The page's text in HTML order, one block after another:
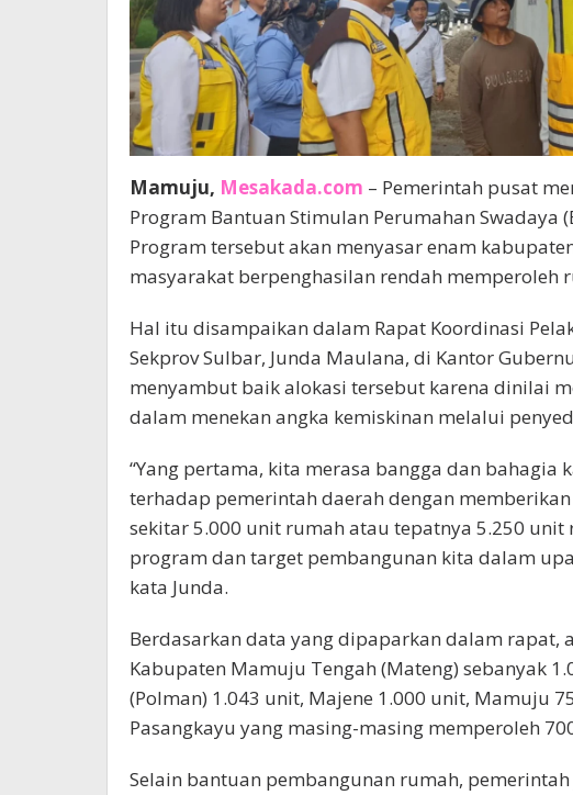
Mamuju, Mesakada.com – Pemerintah pusat
Program Bantuan Stimulan Perumahan Swadaya
Program tersebut akan menyasar enam
masyarakat berpenghasilan rendah memperoleh
Hal itu disampaikan dalam Rapat Koordinasi
Sekprov Sulbar, Junda Maulana, di Kantor
menyambut baik alokasi tersebut karena dinilai
dalam menekan angka kemiskinan melalui
“Yang pertama, kita merasa bangga dan
terhadap pemerintah daerah dengan
sekitar 5.000 unit rumah atau tepatnya 5.250
program dan target pembangunan kita dalam
kata Junda.
Berdasarkan data yang dipaparkan dalam rapat,
Kabupaten Mamuju Tengah (Mateng) sebanyak
(Polman) 1.043 unit, Majene 1.000 unit, Mamuju
Pasangkayu yang masing-masing memperoleh
Selain bantuan pembangunan rumah,